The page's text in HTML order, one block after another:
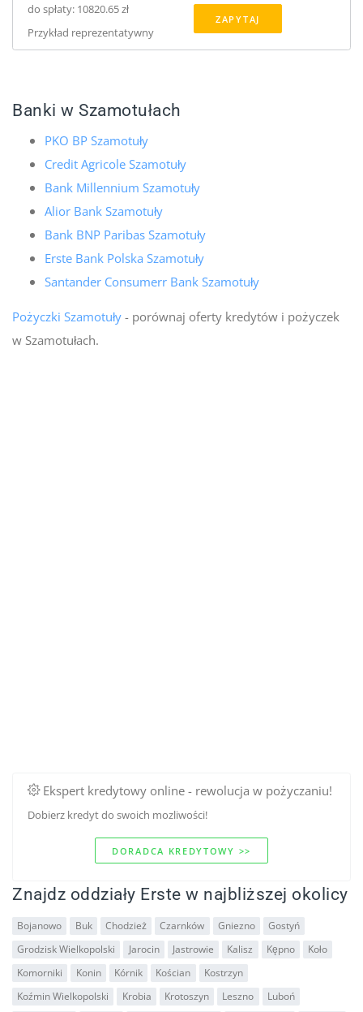
do spłaty: 10820.65 zł
Przykład reprezentatywny
ZAPYTAJ
Banki w Szamotułach
PKO BP Szamotuły
Credit Agricole Szamotuły
Bank Millennium Szamotuły
Alior Bank Szamotuły
Bank BNP Paribas Szamotuły
Erste Bank Polska Szamotuły
Santander Consumerr Bank Szamotuły
Pożyczki Szamotuły- porównaj oferty kredytów i pożyczek
w Szamotułach.
Ekspert kredytowy online - rewolucja w pożyczaniu!
Dobierz kredyt do swoich mozliwości!
DORADCA KREDYTOWY >>
Znajdz oddziały Erste w najbliższej okolicy
Bojanowo Buk Chodzież Czarnków Gniezno
Gostyń
Grodzisk Wielkopolski
Jarocin Jastrowie Kalisz Kępno
Koło
Komorniki
Konin Kórnik Kościan
Kostrzyn
Koźmin Wielkopolski
Krobia Krotoszyn Leszno
Luboń